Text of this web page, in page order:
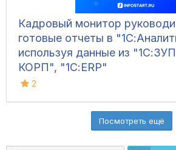
Кадровый монитор
готовые отчеты в
используя данные из
КОРП", "1С:ERP"
2
Посмотреть ещё